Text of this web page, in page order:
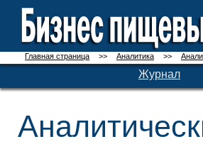
Главная страница >> Аналитика >>
Журнал